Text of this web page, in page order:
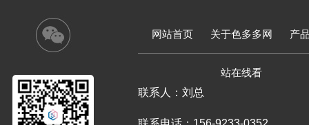
网站首页 关于色多多网
站在线看
产
联系人：刘总